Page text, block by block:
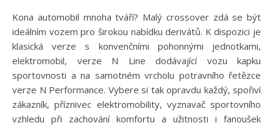
Kona automobil mnoha tváří? Malý crossover zdá se být
ideálním vozem pro širokou nabídku derivátů. K dispozici je
klasická verze s konvenčními pohonnými jednotkami,
elektromobil, verze N Line dodávající vozu kapku
sportovnosti a na samotném vrcholu potravního řetězce
verze N Performance. Vybere si tak opravdu každý, spořiví
zákazník, příznivec elektromobility, vyznavač sportovního
vzhledu při zachování komfortu a užitnosti i fanoušek